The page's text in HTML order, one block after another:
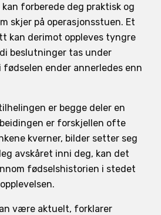
forberede deg praktisk og
skjer på operasjonsstuen. Et
kan derimot oppleves tyngre
beslutninger tas under
ender annerledes enn
er begge deler en
er forskjellen ofte
kverner, bilder setter seg
avskåret inni deg, kan det
fødselshistorien i stedet
være aktuelt, forklarer